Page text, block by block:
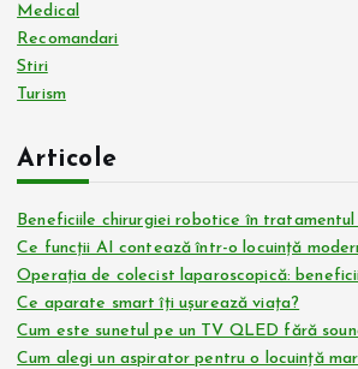
Medical
Recomandari
Stiri
Turism
Articole
Beneficiile chirurgiei robotice în
Ce funcții AI contează într-o locuință
Operația de colecist laparoscopică:
Ce aparate smart îți ușurează viața?
Cum este sunetul pe un TV QLED fără
Cum alegi un aspirator pentru o locuință